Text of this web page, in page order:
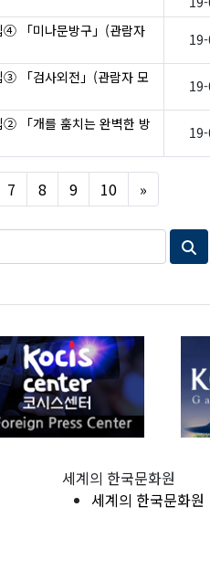
④ 「미나문방구」(관람자
③ 「검사외전」(관람자 모
② 「개를 훔치는 완벽한 방
7 8 9 10 »
세계의 한국문화원
세계의 한국문화원